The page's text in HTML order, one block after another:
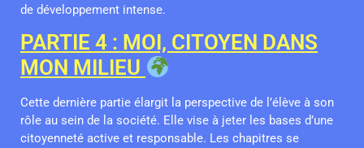
de développement intense.
PARTIE 4 : MOI, CITOYEN DANS
MON MILIEU
Cette dernière partie élargit la perspective de l’élève à son
rôle au sein de la société. Elle vise à jeter les bases d’une
citoyenneté active et responsable. Les chapitres se